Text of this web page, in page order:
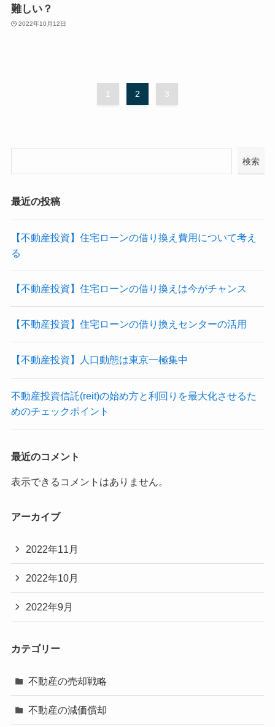
難しい？
2022年10月12日
1 2 3
検索
最近の投稿
【不動産投資】住宅ローンの借り換え費用について考え
る
【不動産投資】住宅ローンの借り換えは今がチャンス
【不動産投資】住宅ローンの借り換えセンターの活用
【不動産投資】人口動態は東京一極集中
不動産投資信託(reit)の始め方と利回りを最大化させるた
めのチェックポイント
最近のコメント
表示できるコメントはありません。
アーカイブ
2022年11月
2022年10月
2022年9月
カテゴリー
不動産の売却戦略
不動産の減価償却